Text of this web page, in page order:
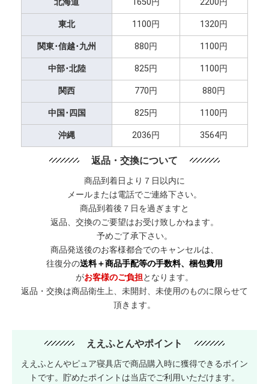
北海道 1650円 2200円
東北 1100円 1320円
関東･信越･九州 880円 1100円
中部･北陸 825円 1100円
関西 770円 880円
中国･四国 825円 1100円
沖縄 2036円 3564円
返品・交換について
商品到着日より７日以内に
メールまたは電話でご連絡下さい。
商品到着後７日を過ぎますと
返品、交換のご要望はお受け致しかねます。
予めご了承下さい。
商品発送後のお客様都合でのキャンセルは、
往復分の送料＋商品手配等の手数料、梱包費用
がお客様のご負担となります。
返品・交換は商品衛生上、未開封、未使用のものに限らせて
頂きます。
ええふとんやポイント
ええふとんやピュア寝具店で商品購入時に獲得できるポイン
トです。貯めたポイントは当店でご利用いただけます。